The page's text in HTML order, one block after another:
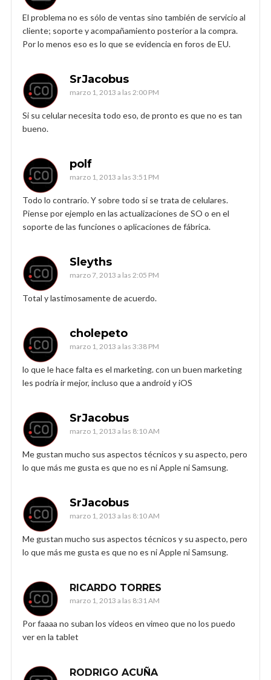
El problema no es sólo de ventas sino también de servicio al
cliente; soporte y acompañamiento posterior a la compra.
Por lo menos eso es lo que se evidencia en foros de EU.
SrJacobus
marzo 1, 2013 a las 2:00 PM
Si su celular necesita todo eso, de pronto es que no es tan
bueno.
polf
marzo 1, 2013 a las 3:51 PM
Todo lo contrario. Y sobre todo si se trata de celulares.
Piense por ejemplo en las actualizaciones de SO o en el
soporte de las funciones o aplicaciones de fábrica.
Sleyths
marzo 7, 2013 a las 2:05 PM
Total y lastimosamente de acuerdo.
cholepeto
marzo 1, 2013 a las 3:38 PM
lo que le hace falta es el marketing. con un buen marketing
les podría ir mejor, incluso que a android y iOS
SrJacobus
marzo 1, 2013 a las 8:10 AM
Me gustan mucho sus aspectos técnicos y su aspecto, pero
lo que más me gusta es que no es ni Apple ni Samsung.
SrJacobus
marzo 1, 2013 a las 8:10 AM
Me gustan mucho sus aspectos técnicos y su aspecto, pero
lo que más me gusta es que no es ni Apple ni Samsung.
RICARDO TORRES
marzo 1, 2013 a las 8:31 AM
Por faaaa no suban los videos en vimeo que no los puedo
ver en la tablet
RODRIGO ACUÑA